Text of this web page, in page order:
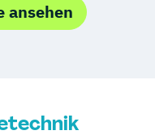
ansehen